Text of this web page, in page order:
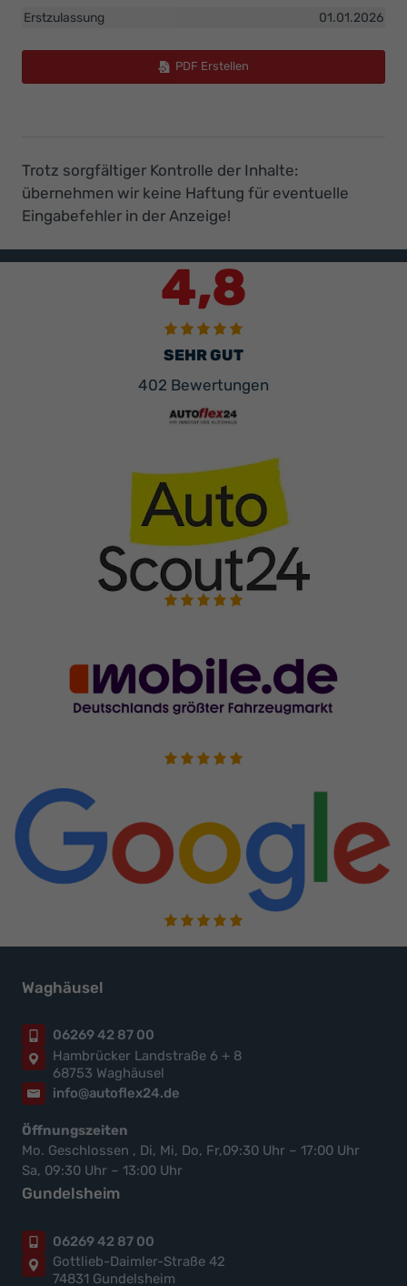
Erstzulassung 01.01.2026
PDF Erstellen
Trotz sorgfältiger Kontrolle der Inhalte:
übernehmen wir keine Haftung für eventuelle
Eingabefehler in der Anzeige!
4,8
SEHR GUT
402 Bewertungen
Waghäusel
06269 42 87 00
Hambrücker Landstraße 6 + 8
68753 Waghäusel
info@autoflex24.de
Öffnungszeiten
Mo. Geschlossen , Di, Mi, Do, Fr,09:30 Uhr – 17:00 Uhr
Sa, 09:30 Uhr – 13:00 Uhr
Gundelsheim
06269 42 87 00
Gottlieb-Daimler-Straße 42
74831 Gundelsheim